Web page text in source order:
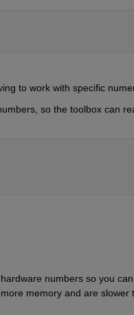
to work with specific
so the toolbox can
numbers so you
memory and are slower